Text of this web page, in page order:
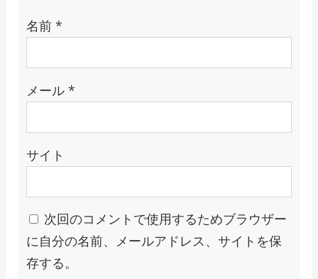
名前 *
メール *
サイト
次回のコメントで使用するためブラウザー
に自分の名前、メールアドレス、サイトを保
存する。